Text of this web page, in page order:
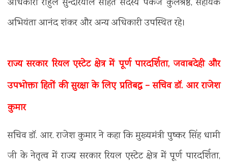
अधिकारी राहुल सुन्दरियाल सहित सदस्य पंकज कुलश्रेष्ठ, सहायक
अभियंता आनंद शंकर और अन्य अधिकारी उपस्थित रहे।
राज्य सरकार रियल एस्टेट क्षेत्र में पूर्ण पारदर्शिता, जवाबदेही और
उपभोक्ता हितों की सुरक्षा के लिए प्रतिबद्ध – सचिव डॉ. आर राजेश
कुमार
सचिव डॉ. आर. राजेश कुमार ने कहा कि मुख्यमंत्री पुष्कर सिंह धामी
जी के नेतृत्व में राज्य सरकार रियल एस्टेट क्षेत्र में पूर्ण पारदर्शिता,